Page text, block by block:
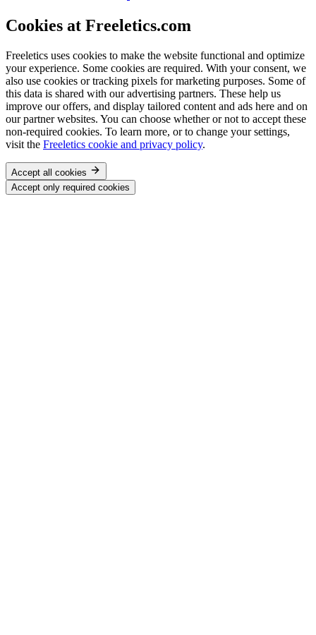
Cookies at Freeletics.com
Freeletics uses cookies to make the website functional and optimize
your experience. Some cookies are required. With your consent, we
also use cookies or tracking pixels for marketing purposes. Some of
this data is shared with our advertising partners. These help us
improve our offers, and display tailored content and ads here and on
our partner websites. You can choose whether or not to accept these
non-required cookies. To learn more, or to change your settings,
visit the Freeletics cookie and privacy policy.
Accept all cookies
Accept only required cookies